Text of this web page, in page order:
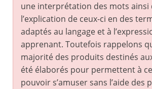
une interprétation des mots ainsi
l’explication de ceux-ci en des
adaptés au langage et à
apprenant. Toutefois rappelons
majorité des produits destinés
été élaborés pour permettent à
pouvoir s’amuser sans l’aide des